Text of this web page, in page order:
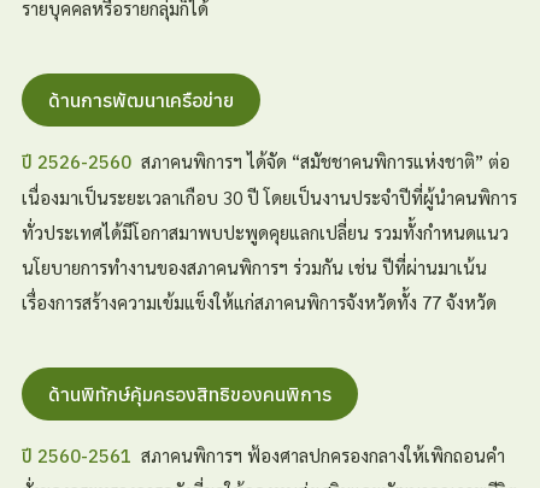
รายบุคคลหรือรายกลุ่มก็ได้
ด้านการพัฒนาเครือข่าย
ปี 2526-2560 สภาคนพิการฯ ได้จัด “สมัชชาคนพิการแห่งชาติ” ต่อ
เนื่องมาเป็นระยะเวลาเกือบ 30 ปี โดยเป็นงานประจำปีที่ผู้นำคนพิการ
ทั่วประเทศได้มีโอกาสมาพบปะพูดคุยแลกเปลี่ยน รวมทั้งกำหนดแนว
นโยบายการทำงานของสภาคนพิการฯ ร่วมกัน เช่น ปีที่ผ่านมาเน้น
เรื่องการสร้างความเข้มแข็งให้แก่สภาคนพิการจังหวัดทั้ง 77 จังหวัด
ด้านพิทักษ์คุ้มครองสิทธิของคนพิการ
ปี 2560-2561 สภาคนพิการฯ ฟ้องศาลปกครองกลางให้เพิกถอนคำ